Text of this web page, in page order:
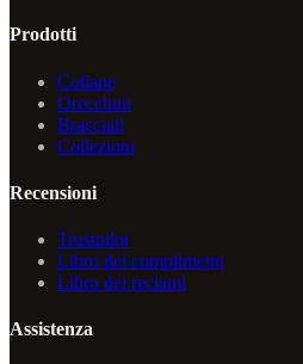
Prodotti
Collane
Orecchini
Bracciali
Collezioni
Recensioni
Trustpilot
Libro dei complimenti
Libro dei reclami
Assistenza